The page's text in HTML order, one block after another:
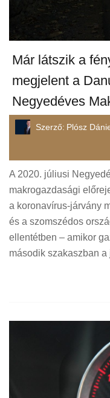
Már látszik a
megjelent a
Negyedéves
Szerző: Plósz
A 2020. júliusi
makrogazdasági
a koronavírus-járvány
és a szomszédos
ellentétben – amikor
második szakaszban